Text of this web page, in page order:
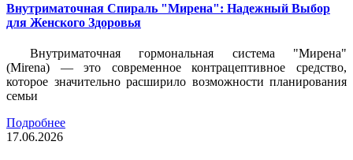
Внутриматочная Спираль "Мирена": Надежный Выбор
для Женского Здоровья
Внутриматочная гормональная система "Мирена"
(Mirena) — это современное контрацептивное средство,
которое значительно расширило возможности планирования
семьи
Подробнее
17.06.2026